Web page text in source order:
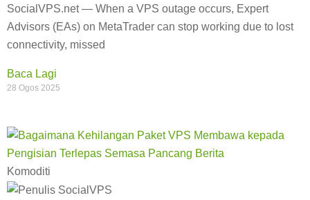
SocialVPS.net — When a VPS outage occurs, Expert
Advisors (EAs) on MetaTrader can stop working due to lost
connectivity, missed
Baca Lagi
28 Ogos 2025
Komoditi